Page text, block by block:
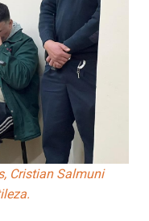
Cristian Salmuni